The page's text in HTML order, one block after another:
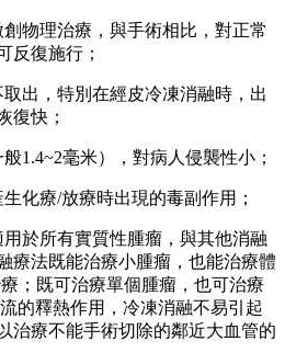
物理治療，與手術相比，對正常
反復施行；
出，特別在經皮冷凍消融時，出
復快；
毫米），對病人侵襲性小；
療/放療時出現的毒副作用；
於所有實質性腫瘤，與其他消融
療法既能治療小腫瘤，也能治療體
；既可治療單個腫瘤，也可治療
的釋熱作用，冷凍消融不易引起
治療不能手術切除的鄰近大血管的